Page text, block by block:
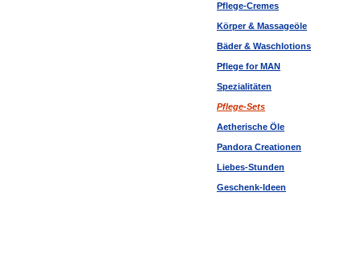
Pflege-Cremes
Körper & Massageöle
Bäder & Waschlotions
Pflege for MAN
Spezialitäten
Pflege-Sets
Aetherische Öle
Pandora Creationen
Liebes-Stunden
Geschenk-Ideen